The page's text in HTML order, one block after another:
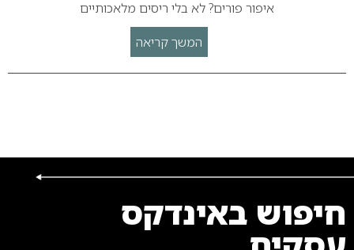
איפור פורים? לא בלי ריסים מלאכותיים
המשך קריאה
חיפוש באינדקס